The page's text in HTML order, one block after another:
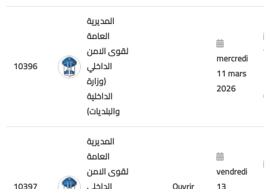
10396
المديرية
العامة
لقوى الامن
الداخلي
(وزارة
الداخلية
والبلديات)
mercredi
11 mars
2026
المديرية
العامة
لقوى الامن
vendredi